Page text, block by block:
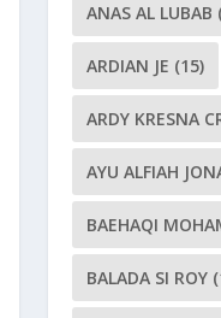
ANAS AL LUBAB
ARDIAN JE (15)
ARDY KRESNA
AYU ALFIAH
BAEHAQI
BALADA SI ROY